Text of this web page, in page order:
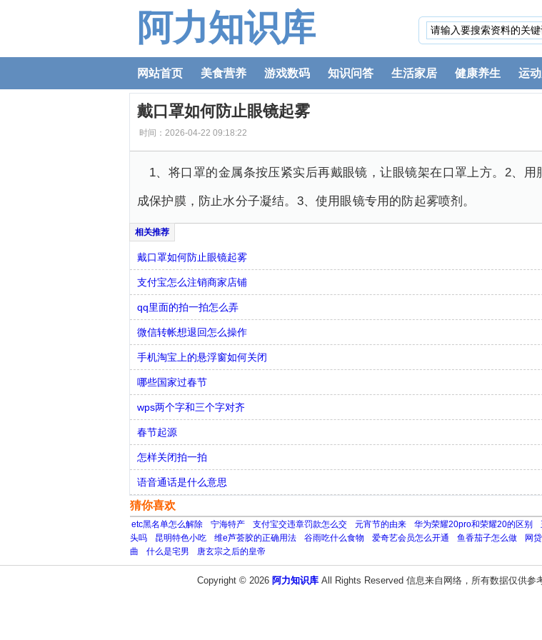
阿力知识库
网站首页 美食营养 游戏数码 知识问答 生活家居 健康养生 运
戴口罩如何防止眼镜起雾
时间：2026-04-22 09:18:22
1、将口罩的金属条按压紧实后再戴眼镜，让眼镜架在口罩上方。2、
成保护膜，防止水分子凝结。3、使用眼镜专用的防起雾喷剂。
戴口罩如何防止眼镜起雾
支付宝怎么注销商家店铺
qq里面的拍一拍怎么弄
微信转帐想退回怎么操作
手机淘宝上的悬浮窗如何关闭
哪些国家过春节
wps两个字和三个字对齐
春节起源
怎样关闭拍一拍
语音通话是什么意思
猜你喜欢
etc黑名单怎么解除 宁海特产 支付宝交违章罚款怎么交 元宵节的由来 华为荣耀20pro和荣耀20的区别
头吗
昆明特色小吃 维e芦荟胶的正确用法 谷雨吃什么食物 爱奇艺会员怎么开通 鱼香茄子怎么做 网
曲
什么是宅男 唐玄宗之后的皇帝
Copyright © 2026 阿力知识库All Rights Reserved 信息来自网络，所有数据仅供参